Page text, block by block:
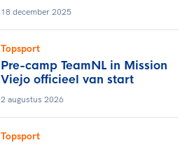
18 december 2025
Topsport
Pre-camp TeamNL in Mission
Viejo officieel van start
2 augustus 2026
Topsport